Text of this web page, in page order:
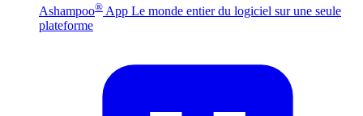
Ashampoo® App Le monde entier du logiciel sur une seule
plateforme